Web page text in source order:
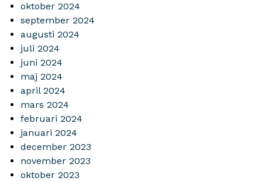
oktober 2024
september 2024
augusti 2024
juli 2024
juni 2024
maj 2024
april 2024
mars 2024
februari 2024
januari 2024
december 2023
november 2023
oktober 2023